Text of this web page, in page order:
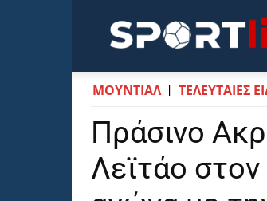
ΜΟΥΝΤΙΆΛ ΤΕΛΕΥΤΑΙΕΣ
Πράσινο
Λεϊτάο στον